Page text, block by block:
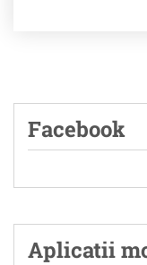
Facebook
Aplicatii